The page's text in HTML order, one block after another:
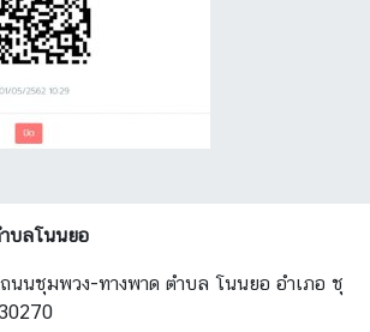
ำบลโนนยอ
นชุมพวง-ทางพาด ตำบล โนนยอ อำเภอ ชุ